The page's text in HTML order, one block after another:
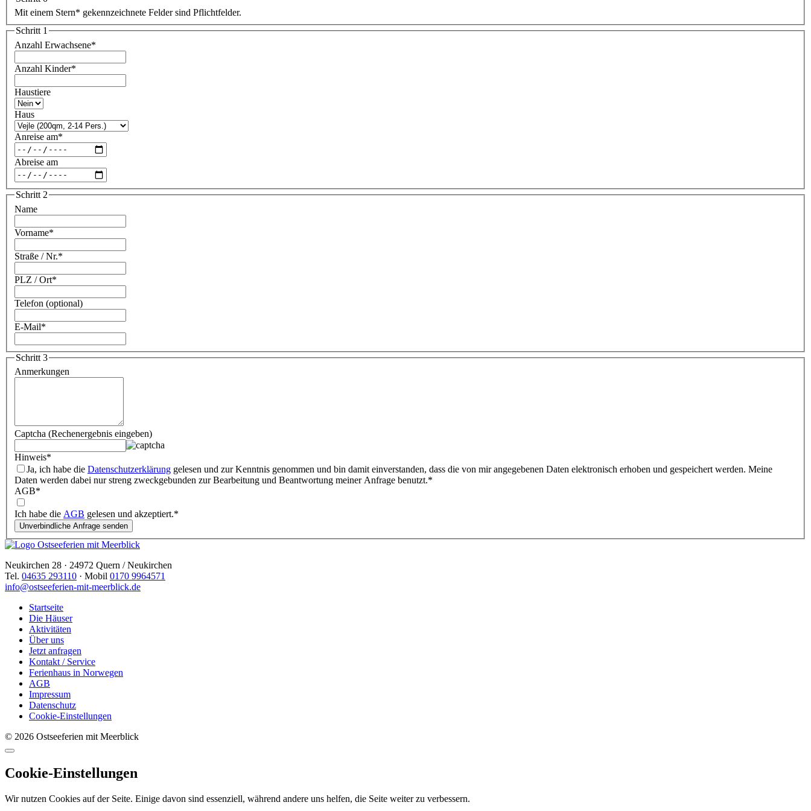
Mit einem Stern* gekennzeichnete Felder sind Pflichtfelder.
Schritt 1
Anzahl Erwachsene*
Anzahl Kinder*
Haustiere
Haus
Anreise am*
Abreise am
Schritt 2
Name
Vorname*
Straße / Nr.*
PLZ / Ort*
Telefon (optional)
E-Mail*
Schritt 3
Anmerkungen
Captcha (Rechenergebnis eingeben)
Hinweis*
Ja, ich habe die Datenschutzerklärung gelesen und zur Kenntnis genommen und bin damit einverstanden, dass die von mir angegebenen Daten elektronisch erhoben und gespeichert werden. Meine
Daten werden dabei nur streng zweckgebunden zur Bearbeitung und Beantwortung meiner Anfrage benutzt.*
AGB*
Ich habe die AGB gelesen und akzeptiert.*
Neukirchen 28 · 24972 Quern / Neukirchen
Tel. 04635 293110 · Mobil 0170 9964571
info@ostseeferien-mit-meerblick.de
Startseite
Die Häuser
Aktivitäten
Über uns
Jetzt anfragen
Kontakt / Service
Ferienhaus in Norwegen
AGB
Impressum
Datenschutz
Cookie-Einstellungen
© 2026 Ostseeferien mit Meerblick
Cookie-Einstellungen
Wir nutzen Cookies auf der Seite. Einige davon sind essenziell, während andere uns helfen, die Seite weiter zu verbessern.